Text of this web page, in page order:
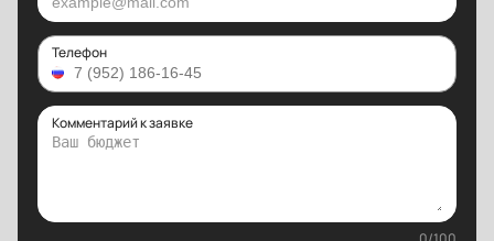
Телефон
Комментарий к заявке